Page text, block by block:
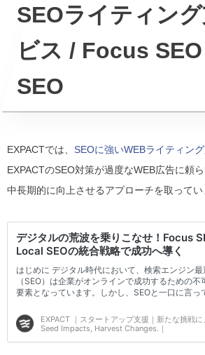
SEOライティン
ビス / Focus
SEO
EXPACTでは、 SEOに強いWEBライティン
EXPACTのSEO対策が過度なWEB広告に頼
中長期的に向上させるアプローチを取ってい